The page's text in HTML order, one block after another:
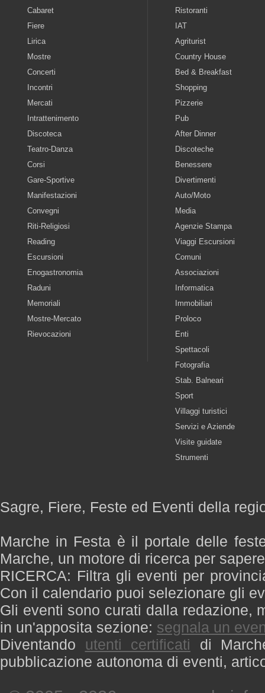
Cabaret
Fiere
Lirica
Mostre
Concerti
Incontri
Mercati
Intrattenimento
Discoteca
Teatro-Danza
Corsi
Gare-Sportive
Manifestazioni
Convegni
Riti-Religiosi
Reading
Escursioni
Enogastronomia
Raduni
Memoriali
Mostre-Mercato
Rievocazioni
Ristoranti
IAT
Agriturist
Country House
Bed & Breakfast
Shopping
Pizzerie
Pub
After Dinner
Discoteche
Benessere
Divertimenti
Auto/Moto
Media
Agenzie Stampa
Viaggi Escursioni
Comuni
Associazioni
Informatica
Immobiliari
Proloco
Enti
Spettacoli
Fotografia
Stab. Balneari
Sport
Villaggi turistici
Servizi e Aziende
Visite guidate
Strumenti
Sagre, Fiere, Feste ed Eventi della
Marche in Festa è il portale delle
Marche, un motore di ricerca per
RICERCA: Filtra gli eventi per
Con il calendario puoi selezionare gli
Gli eventi sono curati dalla redazione,
in un'apposita sezione: segnala un
Diventando utenti certificati di
pubblicazione autonoma di eventi,